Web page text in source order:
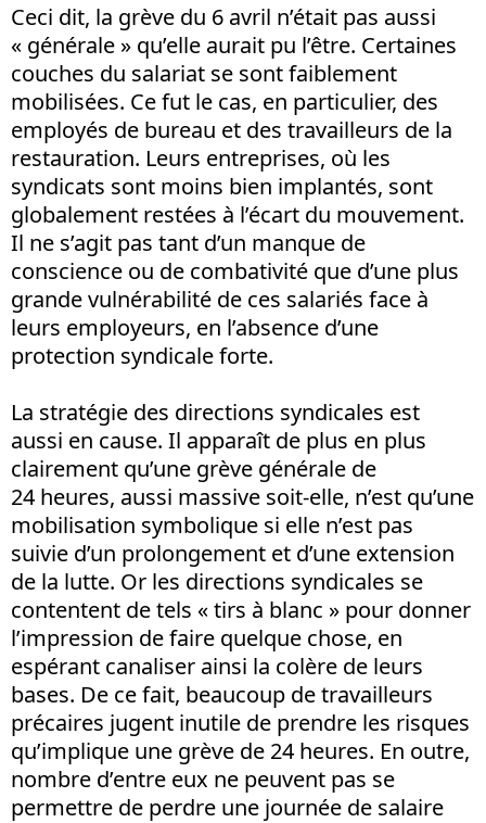
Ceci dit, la grève du 6 avril n’était pas aussi
« générale » qu’elle aurait pu l’être. Certaines
couches du salariat se sont faiblement
mobilisées. Ce fut le cas, en particulier, des
employés de bureau et des travailleurs de la
restauration. Leurs entreprises, où les
syndicats sont moins bien implantés, sont
globalement restées à l’écart du mouvement.
Il ne s’agit pas tant d’un manque de
conscience ou de combativité que d’une plus
grande vulnérabilité de ces salariés face à
leurs employeurs, en l’absence d’une
protection syndicale forte.
La stratégie des directions syndicales est
aussi en cause. Il apparaît de plus en plus
clairement qu’une grève générale de
24 heures, aussi massive soit-elle, n’est qu’une
mobilisation symbolique si elle n’est pas
suivie d’un prolongement et d’une extension
de la lutte. Or les directions syndicales se
contentent de tels « tirs à blanc » pour donner
l’impression de faire quelque chose, en
espérant canaliser ainsi la colère de leurs
bases. De ce fait, beaucoup de travailleurs
précaires jugent inutile de prendre les risques
qu’implique une grève de 24 heures. En outre,
nombre d’entre eux ne peuvent pas se
permettre de perdre une journée de salaire